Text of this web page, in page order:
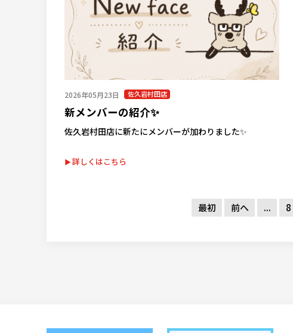
2026年05月23日 佐久岩村田店
新メンバーの紹介✨
佐久岩村田店に新たにメンバーが加わりました✨
詳しくはこちら
最初 前へ ... 8